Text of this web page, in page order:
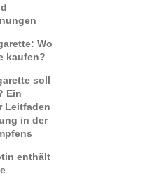
Wo
kaufen?
soll
Ein
Leitfaden
in der
enthält